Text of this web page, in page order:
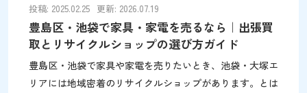
市の不用品回収料金を徹底調査｜おすすめ業者6
投稿: 2025.02.25 更新: 2026.07.19
豊島区・池袋で家具・家電を売るなら｜出張買
取とリサイクルショップの選び方ガイド
豊島区・池袋で家具や家電を売りたいとき、池袋・大塚エ
リアには地域密着のリサイクルショップがあります。とは